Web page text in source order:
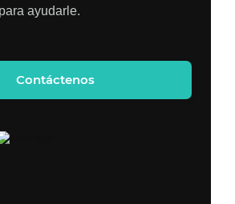
ayudarle.
Contáctenos